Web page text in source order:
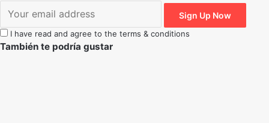
I have read and agree to the terms & conditions
También te podría gustar